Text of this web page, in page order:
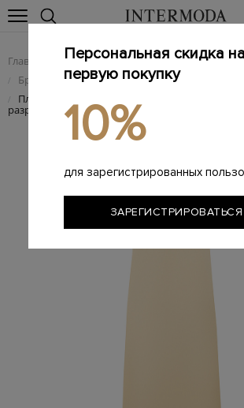
Главная Женщинам / Женская одежда
/ Брендовые женские платья
/ Платье из хлопкового джерси Couture с
разрезами
Персональная скидка на
первую покупку
10%
для зарегистрированных
ЗАРЕГИСТРИРОВАТЬСЯ